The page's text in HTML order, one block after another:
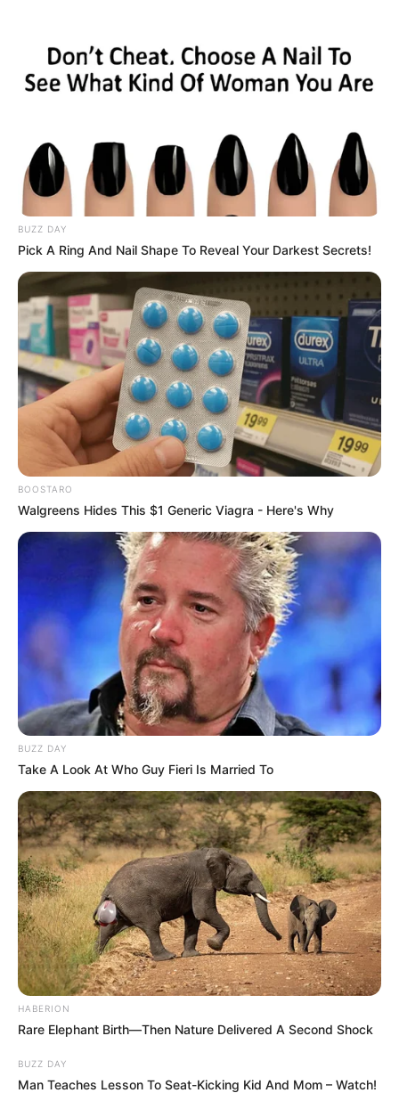
‘One Arena’ പുറത്തിറങ്ങി; ഫിഫ ലോകകപ്പ് 2026ന്
ആവേശം പകരാൻ ആലപ്പുഴയിൽ നിന്ന്
ആഗോള നിലവാരത്തിലുള്ള മ്യൂസിക് ആന്തം
MUSIC
ആശാ ഭോസ്ലേ ആശുപത്രിയില്‍;
പ്രിയഗായികയുടെ ആരോഗ്യത്തിനായി
പ്രാര്‍ത്ഥനയോടെ സംഗീതലോകം
KERALA
“ജയേട്ടൻ എനിക്ക് ജ്യേഷ്ഠ സഹോദരൻ”;
അനുസ്മരിച്ച് മോഹൻലാൽ
KERALA
മീട്ടിയ ​’ഗന്ധർവന്’ വിട
BUZZ DAY
Pick A Ring And Nail Shape To Reveal Your Darkest Secrets!
BOOSTARO
Walgreens Hides This $1 Generic Viagra - Here's Why
BUZZ DAY
Take A Look At Who Guy Fieri Is Married To
HABERION
Rare Elephant Birth—Then Nature Delivered A Second Shock
BUZZ DAY
Man Teaches Lesson To Seat-Kicking Kid And Mom – Watch!